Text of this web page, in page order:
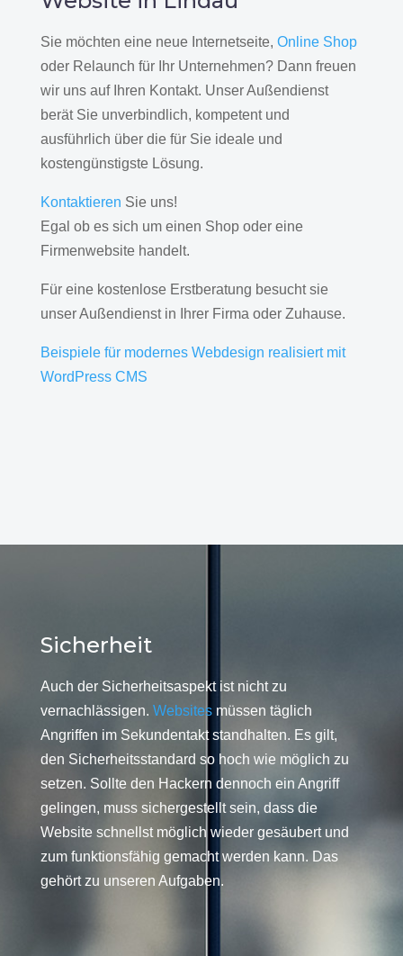
Sie möchten eine neue Internetseite, Online Shop
oder Relaunch für Ihr Unternehmen? Dann freuen
wir uns auf Ihren Kontakt. Unser Außendienst
berät Sie unverbindlich, kompetent und
ausführlich über die für Sie ideale und
kostengünstigste Lösung.
Kontaktieren Sie uns!
Egal ob es sich um einen Shop oder eine
Firmenwebsite handelt.
Für eine kostenlose Erstberatung besucht sie
unser Außendienst in Ihrer Firma oder Zuhause.
Beispiele für modernes Webdesign realisiert mit
WordPress CMS
Sicherheit
Auch der Sicherheitsaspekt ist nicht zu
vernachlässigen. Websitesmüssen täglich
Angriffen im Sekundentakt standhalten. Es gilt,
den Sicherheitsstandard so hoch wie möglich zu
setzen. Sollte den Hackern dennoch ein Angriff
gelingen, muss sichergestellt sein, dass die
Website schnellst möglich wieder gesäubert und
zum funktionsfähig gemacht werden kann. Das
gehört zu unseren Aufgaben.